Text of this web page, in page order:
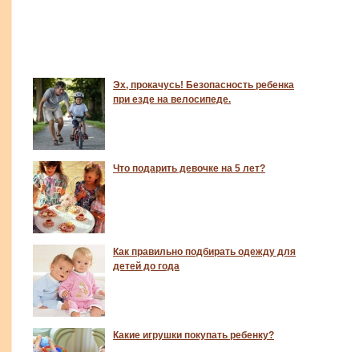
Эх, прокачусь! Безопасность ребенка
при езде на велосипеде.
Что подарить девочке на 5 лет?
Как правильно подбирать одежду для
детей до года
Какие игрушки покупать ребенку?